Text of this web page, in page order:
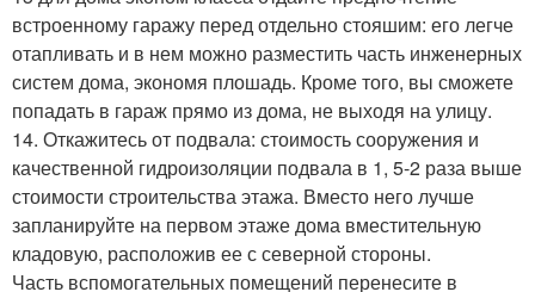
встроенному гаражу перед отдельно стояшим: его легче
отапливать и в нем можно разместить часть инженерных
систем дома, экономя плошадь. Кроме того, вы сможете
попадать в гараж прямо из дома, не выходя на улицу.
14. Откажитесь от подвала: стоимость сооружения и
качественной гидроизоляции подвала в 1, 5-2 раза выше
стоимости строительства этажа. Вместо него лучше
запланируйте на первом этаже дома вместительную
кладовую, расположив ее с северной стороны.
Часть вспомогательных помещений перенесите в